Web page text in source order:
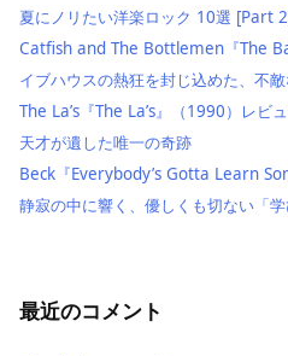
夏にノリたい洋楽ロック 10選 [Part
Catfish and The Bottlemen『The
イブハウスの熱狂を封じ込めた、不
The La’s『The La’s』（1990）レビ
天才が遺した唯一の奇跡
Beck『Everybody’s Gotta Learn
静寂の中に響く、優しくも切ない「
最近のコメント